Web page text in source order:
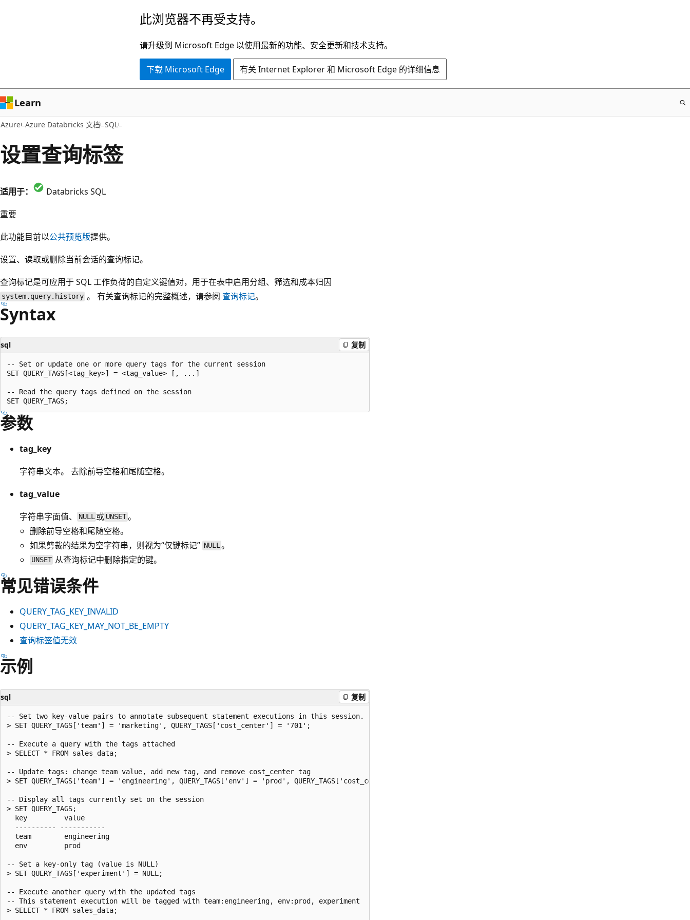
容
此浏览器不再受支持。
请升级到 Microsoft Edge 以使用最新的功能、安全更新和技术支持。
下载 Microsoft Edge 有关 Internet Explorer 和 Microsoft Edge 的详细信息
Learn
Azure Azure Databricks 文档 SQL
设置查询标签
适用于：
Databricks SQL
重要
此功能目前以公共预览版提供。
设置、读取或删除当前会话的查询标记。
查询标记是可应用于 SQL 工作负荷的自定义键值对，用于在表中启用分组、筛选和成本归因
system.query.history 。 有关查询标记的完整概述，请参阅查询标记。
Syntax
sql 复制
-- Set or update one or more query tags for the current session
SET QUERY_TAGS[<tag_key>] = <tag_value> [, ...]
-- Read the query tags defined on the session
参数
tag_key
字符串文本。 去除前导空格和尾随空格。
tag_value
字符串字面值、
NULL 或 UNSET。
删除前导空格和尾随空格。
如果剪裁的结果为空字符串，则视为“仅键标记” NULL。
UNSET 从查询标记中删除指定的键。
常见错误条件
QUERY_TAG_KEY_INVALID
QUERY_TAG_KEY_MAY_NOT_BE_EMPTY
查询标签值无效
示例
sql 复制
-- Set two key-value pairs to annotate subsequent statement executions in this session.
> SET QUERY_TAGS['team'] = 'marketing', QUERY_TAGS['cost_center'] = '701';
-- Execute a query with the tags attached
> SELECT * FROM sales_data;
-- Update tags: change team value, add new tag, and remove cost_center tag
> SET QUERY_TAGS['team'] = 'engineering', QUERY_TAGS['env'] = 'prod', QUERY_TAGS['cost_center'] = UNSET;
-- Display all tags currently set on the session
> SET QUERY_TAGS;
  key         value
  ---------- -----------
  team        engineering
  env         prod
-- Set a key-only tag (value is NULL)
> SET QUERY_TAGS['experiment'] = NULL;
-- Execute another query with the updated tags
-- This statement execution will be tagged with team:engineering, env:prod, experiment